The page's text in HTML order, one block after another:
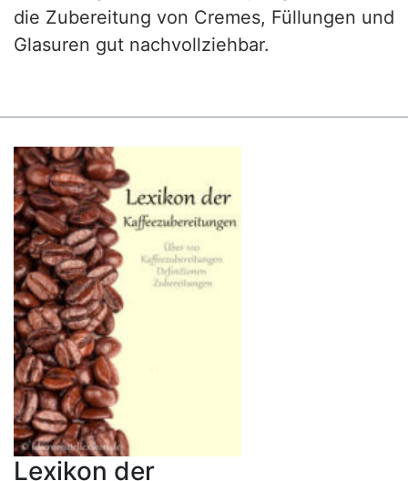
die Zubereitung von Cremes, Füllungen und
Glasuren gut nachvollziehbar.
Lexikon der